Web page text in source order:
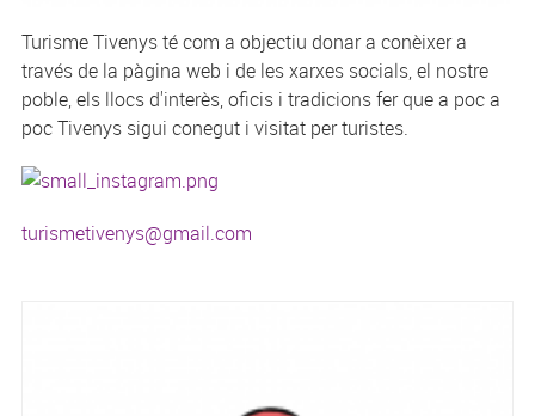
Turisme Tivenys té com a objectiu donar a conèixer a
través de la pàgina web i de les xarxes socials, el nostre
poble, els llocs d'interès, oficis i tradicions fer que a poc a
poc Tivenys sigui conegut i visitat per turistes.
turismetivenys@gmail.com